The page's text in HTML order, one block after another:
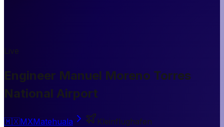
Live
Engineer Manuel Moreno Torres
National Airport
🇲🇽MXMatehuala
Kleinflughafen